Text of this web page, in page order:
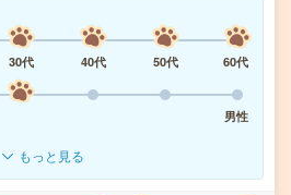
30代 40代 50代
60代
男性
もっと見る